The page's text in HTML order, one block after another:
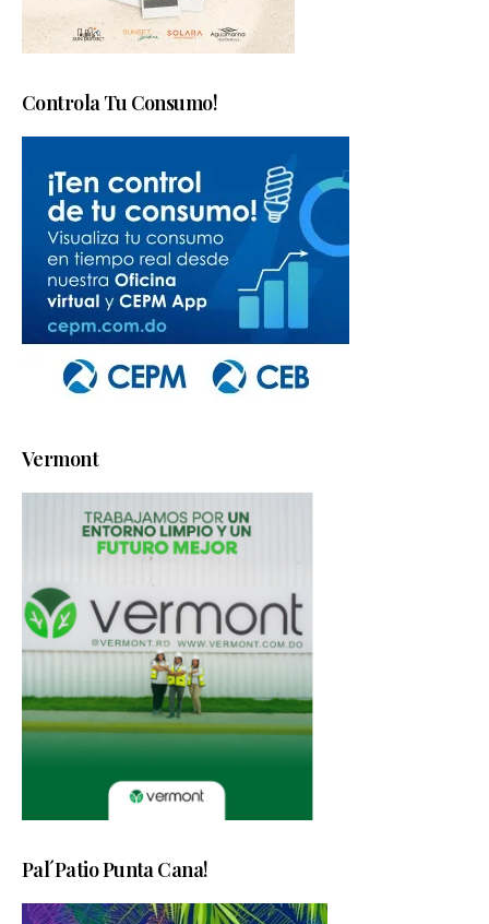
Controla Tu Consumo!
Vermont
Pal´Patio Punta Cana!